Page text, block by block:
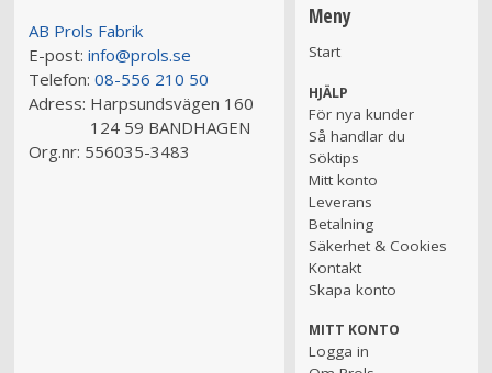
AB Prols Fabrik
E-post: info@prols.se
Telefon: 08-556 210 50
Adress: Harpsundsvägen 160
124 59 BANDHAGEN
Org.nr: 556035-3483
Meny
Start
HJÄLP
För nya kunder
Så handlar du
Söktips
Mitt konto
Leverans
Betalning
Säkerhet & Cookies
Kontakt
Skapa konto
MITT KONTO
Logga in